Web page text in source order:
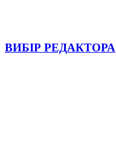
ВИБІР РЕДАКТОРА